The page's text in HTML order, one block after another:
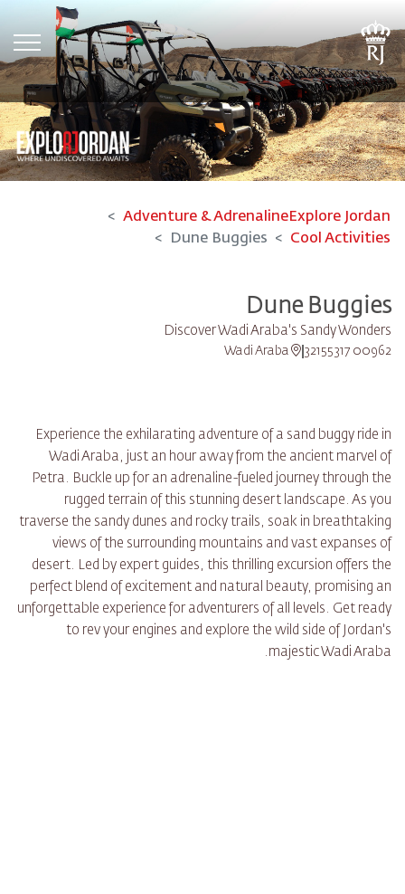
Explore Jordan
Adventure & Adrenaline
Cool Activities
Dune Buggies
Dune Buggies
Discover Wadi Araba's Sandy Wonders
00962 32155317
Wadi Araba
Experience the exhilarating adventure of a sand buggy ride in
Wadi Araba, just an hour away from the ancient marvel of
Petra. Buckle up for an adrenaline-fueled journey through the
rugged terrain of this stunning desert landscape. As you
traverse the sandy dunes and rocky trails, soak in breathtaking
views of the surrounding mountains and vast expanses of
desert. Led by expert guides, this thrilling excursion offers the
perfect blend of excitement and natural beauty, promising an
unforgettable experience for adventurers of all levels. Get ready
to rev your engines and explore the wild side of Jordan's
majestic Wadi Araba.